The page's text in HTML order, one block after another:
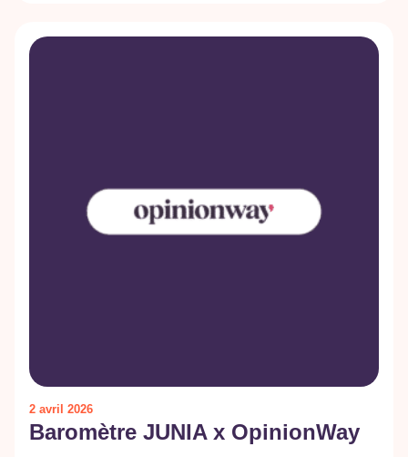
2 avril 2026
Baromètre JUNIA x OpinionWay